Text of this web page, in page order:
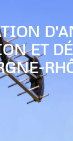
ET